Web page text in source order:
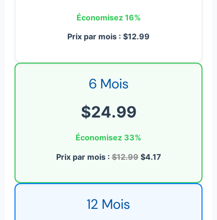
Économisez 16%
Prix par mois : $12.99
6 Mois
$24.99
Économisez 33%
Prix par mois :$12.99$4.17
12 Mois